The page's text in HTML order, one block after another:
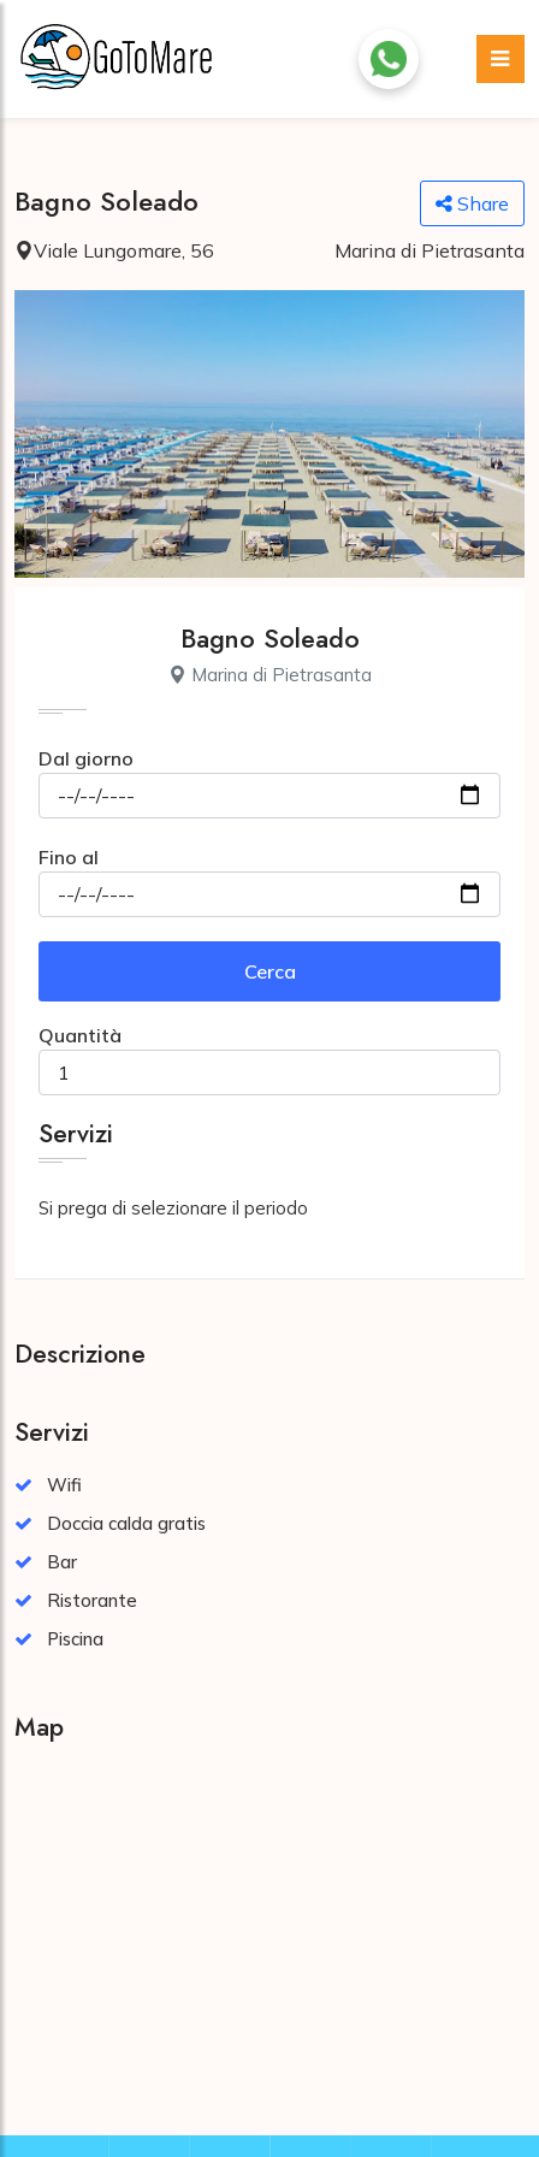
Bagno Soleado
Share
Viale Lungomare, 56
Marina di Pietrasanta
Bagno Soleado
Marina di Pietrasanta
Dal giorno
Fino al
Cerca
Quantità
Servizi
Si prega di selezionare il periodo
Descrizione
Servizi
Wifi
Doccia calda gratis
Bar
Ristorante
Piscina
Map